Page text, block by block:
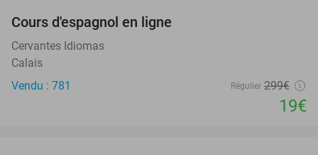
Cours d'espagnol en ligne
Cervantes Idiomas
Calais
Vendu : 781
Régulier 299€
19€